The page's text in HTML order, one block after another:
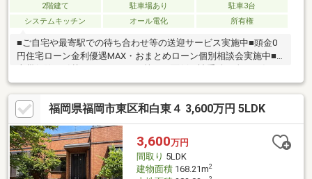
2階建て 駐車場あり
駐車3台
システムキッチン
オール電化 所有権
■ご自宅や最寄駅での待ち合わせ等の送迎サービス実施中■頭金0
円住宅ローン金利優遇MAX・おまとめローン個別相談会実施中■
ください■住宅ローン複数行一括申込可能（弊社ではローン代行0
円）
福岡県福岡市東区和白東４ 3,600万円 5LDK
3,600万円
間取り 5LDK
建物面積168.21m2